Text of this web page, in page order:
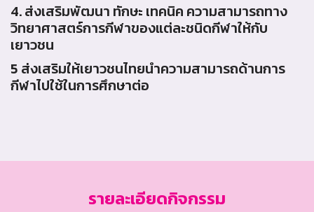
4. ส่งเสริมพัฒนา ทักษะ เทคนิค ความสามารถทาง
วิทยาศาสตร์การกีฬาของแต่ละชนิดกีฬาให้กับ
เยาวชน
5 ส่งเสริมให้เยาวชนไทยนำความสามารถด้านการ
กีฬาไปใช้ในการศึกษาต่อ
รายละเอียดกิจกรรม